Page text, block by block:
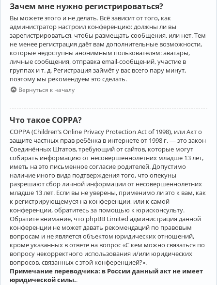
Зачем мне нужно регистрироваться?
Вы можете этого и не делать. Всё зависит от того, как
администратор настроил конференцию: должны ли вы
зарегистрироваться, чтобы размещать сообщения, или нет. Тем
не менее регистрация даёт вам дополнительные возможности,
которые недоступны анонимным пользователям: аватары,
личные сообщения, отправка email-сообщений, участие в
группах и т. д. Регистрация займёт у вас всего пару минут,
поэтому мы рекомендуем это сделать.
Вернуться к началу
Что такое COPPA?
COPPA (Children’s Online Privacy Protection Act of 1998), или Акт о
защите частных прав ребёнка в интернете от 1998 г. — это закон
Соединённых Штатов, требующий от сайтов, которые могут
собирать информацию от несовершеннолетних младше 13 лет,
иметь на это письменное согласие родителей. Допустимо
наличие иного вида подтверждения того, что опекуны
разрешают сбор личной информации от несовершеннолетних
младше 13 лет. Если вы не уверены, применимо ли это к вам, как
к регистрирующемуся на конференции, или к самой
конференции, обратитесь за помощью к юрисконсульту.
Обратите внимание, что phpBB Limited администрация данной
конференции не может давать рекомендаций по правовым
вопросам и не является объектом юридических отношений,
кроме указанных в ответе на вопрос «С кем можно связаться по
вопросу некорректного использования и/или юридических
вопросов, связанных с этой конференцией?».
Примечание переводчика: в России данный акт не имеет
юридической силы..